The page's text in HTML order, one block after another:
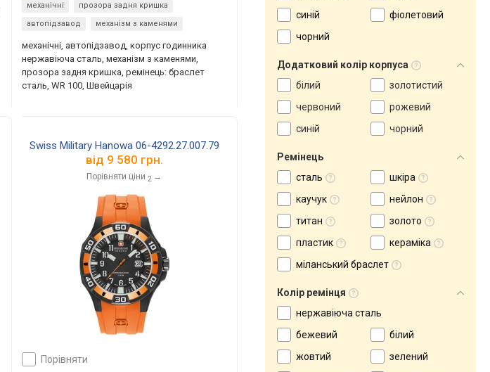
механічні
прозора задня кришка
автопідзавод
механізм з каменями
механічні, автопідзавод, корпус годинника
нержавіюча сталь, механізм з каменями,
прозора задня кришка, ремінець: браслет
сталь, WR 100, Швейцарія
Swiss Military Hanowa 06-4292.27.007.79
від 9 580 грн.
Порівняти ціни 2 →
порівняти
синій
фіолетовий
чорний
Додатковий колір корпуса
білий
золотистий
червоний
рожевий
синій
чорний
Ремінець
сталь
шкіра
каучук
нейлон
титан
золото
пластик
кераміка
міланський браслет
Колір ремінця
нержавіюча сталь
бежевий
білий
жовтий
зелений